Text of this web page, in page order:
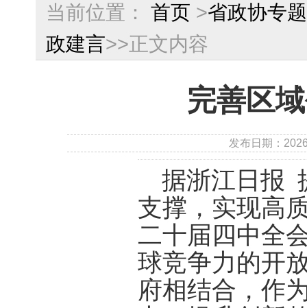
当前位置： 首页 >省政协专题
政建言>>正文内容
完善区
发布日期：
据浙江日报
支撑，实现高
二十届四中全
球竞争力的开
府相结合，作